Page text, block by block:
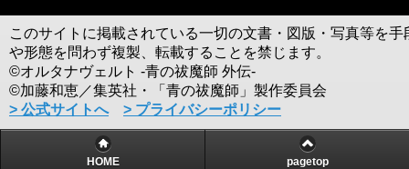
このサイトに掲載されている一切の文書・図版・写真等を手
や形態を問わず複製、転載することを禁じます。
©オルタナヴェルト -青の祓魔師 外伝-
©加藤和恵／集英社・「青の祓魔師」製作委員会
> 公式サイトへ
> プライバシーポリシー
HOME pagetop